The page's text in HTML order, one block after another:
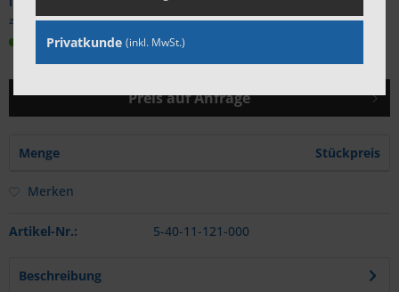
zzgl. MwSt.zzgl. Versandkosten
Sofort versandfertig, Lieferzeit ca. 1-3 Werktage
Preis auf Anfrage
Menge Stückpreis
Merken
Artikel-Nr.: 5-40-11-121-000
Beschreibung
Privatkunde (inkl. MwSt.)